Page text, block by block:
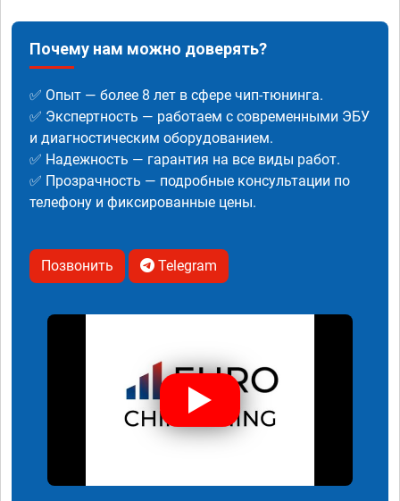
Почему нам можно доверять?
✅ Опыт — более 8 лет в сфере чип-тюнинга.
✅ Экспертность — работаем с современными ЭБУ
и диагностическим оборудованием.
✅ Надежность — гарантия на все виды работ.
✅ Прозрачность — подробные консультации по
телефону и фиксированные цены.
Позвонить Telegram